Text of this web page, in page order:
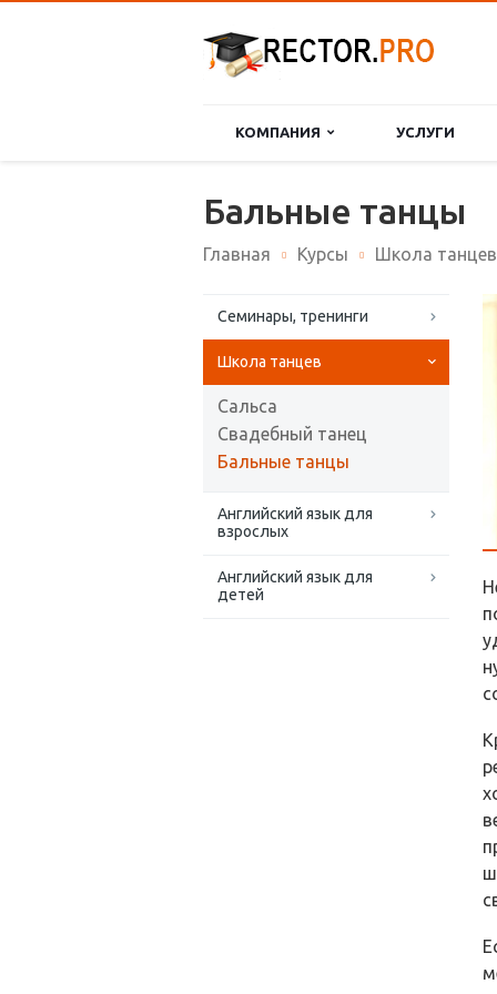
КОМПАНИЯ УСЛУГИ
Бальные танцы
Главная Курсы Школа танцев
Семинары, тренинги
Школа танцев
Сальса
Свадебный танец
Бальные танцы
Английский язык для
взрослых
Английский язык для
детей